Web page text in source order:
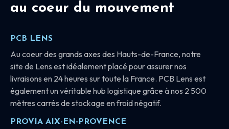
au coeur du mouvement
PCB LENS
Au coeur des grands axes des Hauts-de-France, notre
site de Lens est idéalement placé pour assurer nos
livraisons en 24 heures sur toute la France. PCB Lens est
également un véritable hub logistique grâce à nos 2 500
mètres carrés de stockage en froid négatif.
PROVIA AIX-EN-PROVENCE